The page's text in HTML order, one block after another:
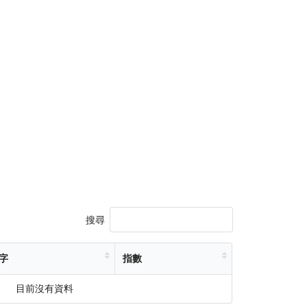
搜尋
指數
目前沒有資料